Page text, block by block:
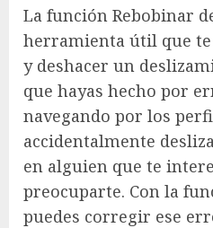
La función Rebobinar
herramienta útil que
y deshacer un
que hayas hecho por
navegando por los
accidentalmente
en alguien que te
preocuparte. Con la
puedes corregir ese